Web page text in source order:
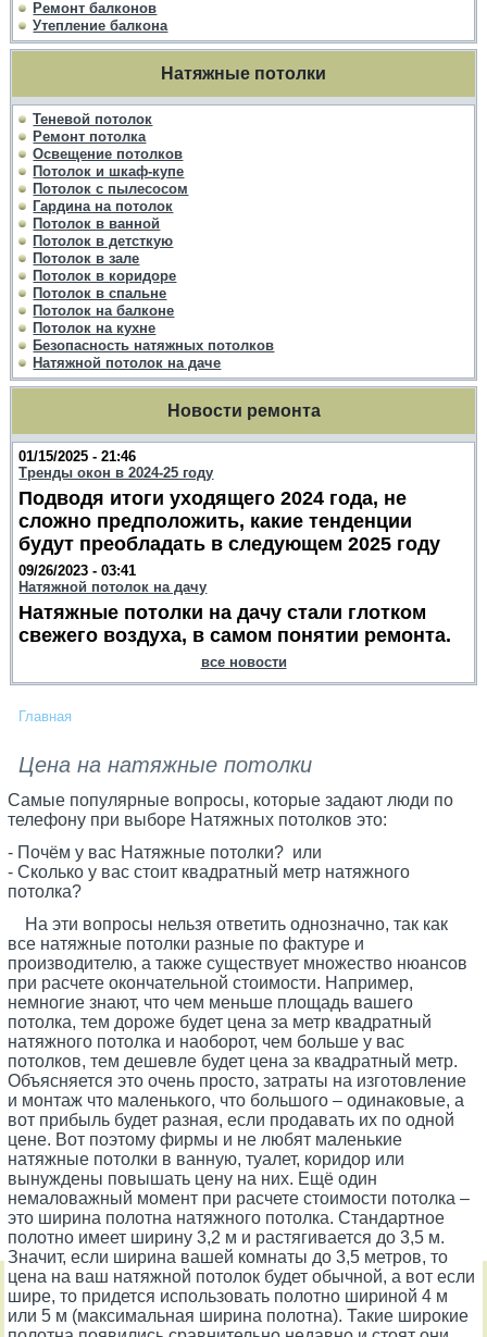
Ремонт балконов
Утепление балкона
Натяжные потолки
Теневой потолок
Ремонт потолка
Освещение потолков
Потолок и шкаф-купе
Потолок с пылесосом
Гардина на потолок
Потолок в ванной
Потолок в детсткую
Потолок в зале
Потолок в коридоре
Потолок в спальне
Потолок на балконе
Потолок на кухне
Безопасность натяжных потолков
Натяжной потолок на даче
Новости ремонта
01/15/2025 - 21:46
Тренды окон в 2024-25 году
Подводя итоги уходящего 2024 года, не
сложно предположить, какие тенденции
будут преобладать в следующем 2025 году
09/26/2023 - 03:41
Натяжной потолок на дачу
Натяжные потолки на дачу стали глотком
свежего воздуха, в самом понятии ремонта.
все новости
Главная
Цена на натяжные потолки
Самые популярные вопросы, которые задают люди по
телефону при выборе Натяжных потолков это:
- Почём у вас Натяжные потолки? или
- Сколько у вас стоит квадратный метр натяжного
потолка?
На эти вопросы нельзя ответить однозначно, так как
все натяжные потолки разные по фактуре и
производителю, а также существует множество нюансов
при расчете окончательной стоимости. Например,
немногие знают, что чем меньше площадь вашего
потолка, тем дороже будет цена за метр квадратный
натяжного потолка и наоборот, чем больше у вас
потолков, тем дешевле будет цена за квадратный метр.
Объясняется это очень просто, затраты на изготовление
и монтаж что маленького, что большого – одинаковые, а
вот прибыль будет разная, если продавать их по одной
цене. Вот поэтому фирмы и не любят маленькие
натяжные потолки в ванную, туалет, коридор или
вынуждены повышать цену на них. Ещё один
немаловажный момент при расчете стоимости потолка –
это ширина полотна натяжного потолка. Стандартное
полотно имеет ширину 3,2 м и растягивается до 3,5 м.
Значит, если ширина вашей комнаты до 3,5 метров, то
цена на ваш натяжной потолок будет обычной, а вот если
шире, то придется использовать полотно шириной 4 м
или 5 м (максимальная ширина полотна). Такие широкие